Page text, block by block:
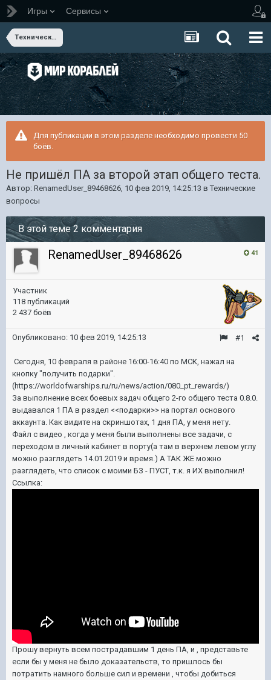
Игры Сервисы
Технические вопросы
Для публикации в этом разделе необходимо провести 50
боёв.
Не пришёл ПА за второй этап общего теста.
Автор: RenamedUser_89468626, 10 фев 2019, 14:25:13 в Технические
вопросы
В этой теме 2 комментария
41
RenamedUser_89468626
Участник
118 публикаций
2 437 боёв
#1
Опубликовано: 10 фев 2019, 14:25:13
Сегодня, 10 февраля в районе 16:00-16:40 по МСК, нажал на
кнопку "получить подарки".
(https://worldofwarships.ru/ru/news/action/080_pt_rewards/)
За выполнение всех боевых задач общего 2-го общего теста 0.8.0.
выдавался 1 ПА в раздел <<подарки>> на портал основого
аккаунта. Как видите на скриншотах, 1 дня ПА, у меня нету.
Файл с видео , когда у меня были выполнены все задачи, с
переходом в личный кабинет в порту(а там в верхнем левом углу
можно разглядеть 14.01.2019 и время.) А ТАК ЖЕ можно
разглядеть, что список с моими БЗ - ПУСТ, т.к. я ИХ выполнил!
Ссылка:
Прошу вернуть всем пострадавшим 1 день ПА, и , представьте
если бы у меня не было доказательств, то пришлось бы
потратить намного больше сил и времени , чтобы добиться